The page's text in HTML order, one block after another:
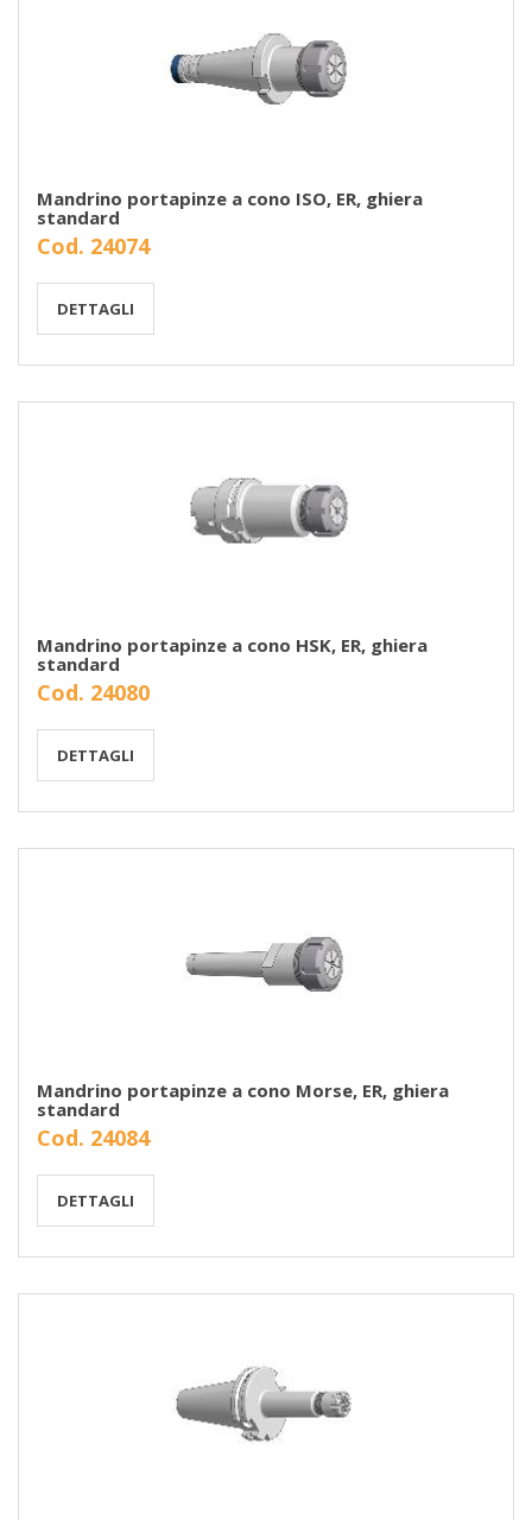
Mandrino portapinze a cono ISO, ER, ghiera
standard
Cod. 24074
DETTAGLI
Mandrino portapinze a cono HSK, ER, ghiera
standard
Cod. 24080
DETTAGLI
Mandrino portapinze a cono Morse, ER, ghiera
standard
Cod. 24084
DETTAGLI